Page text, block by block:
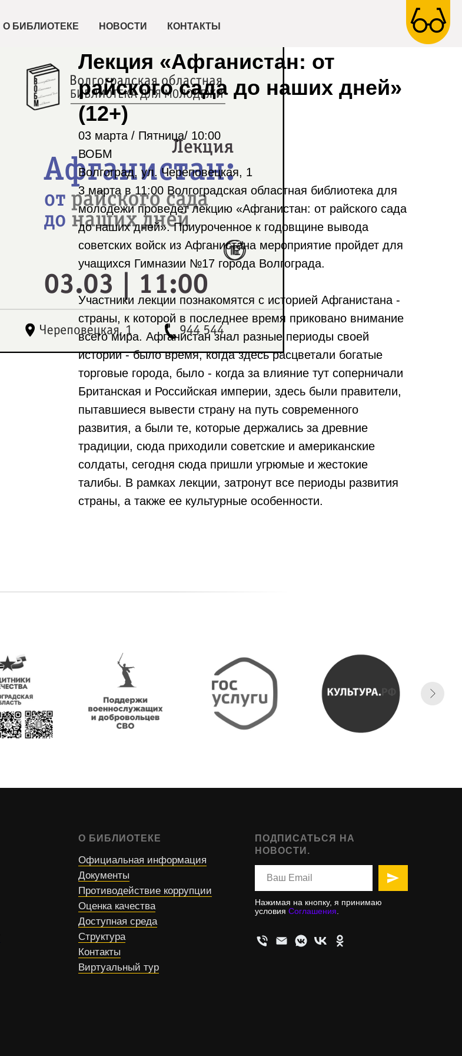
О БИБЛИОТЕКЕ НОВОСТИ КОНТАКТЫ
Лекция «Афганистан: от
райского сада до наших дней»
(12+)
03 марта / Пятница/ 10:00
ВОБМ
Волгоград, ул. Череповецкая, 1
3 марта в 11:00 Волгоградская областная библиотека для
молодежи проведет лекцию «Афганистан: от райского сада
до наших дней». Приуроченное к годовщине вывода
советских войск из Афганистана мероприятие пройдет для
учащихся Гимназии №17 города Волгограда.
Участники лекции познакомятся с историей Афганистана -
страны, к которой в последнее время приковано внимание
всего мира. Афганистан знал разные периоды своей
истории - было время, когда здесь расцветали богатые
торговые города, было - когда за влияние тут соперничали
Британская и Российская империи, здесь были правители,
пытавшиеся вывести страну на путь современного
развития, а были те, которые держались за древние
традиции, сюда приходили советские и американские
солдаты, сегодня сюда пришли угрюмые и жестокие
талибы. В рамках лекции, затронут все периоды развития
страны, а также ее культурные особенности.
О БИБЛИОТЕКЕ
Официальная информация
Документы
Противодействие коррупции
Оценка качества
Доступная среда
Структура
Контакты
Виртуальный тур
ПОДПИСАТЬСЯ НА
НОВОСТИ.
Нажимая на кнопку, я принимаю
условия Соглашения